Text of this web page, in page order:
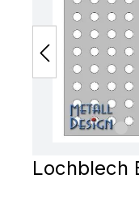
Lochblech